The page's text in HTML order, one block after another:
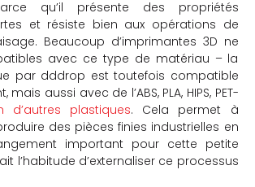
qu’il présente des propriétés
et résiste bien aux opérations de
Beaucoup d’imprimantes 3D ne
avec ce type de matériau – la
par dddrop est toutefois compatible
aussi avec de l’ABS, PLA, HIPS, PET-
d’autres plastiques. Cela permet à
des pièces finies industrielles en
important pour cette petite
l’habitude d’externaliser ce processus